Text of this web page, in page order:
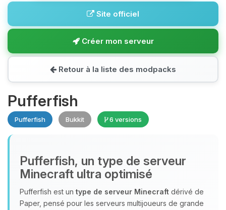
Site officiel
Créer mon serveur
Retour à la liste des modpacks
Pufferfish
Pufferfish Bukkit 6 versions
Pufferfish, un type de serveur
Minecraft ultra optimisé
Pufferfish est un type de serveur Minecraft dérivé de
Paper, pensé pour les serveurs multijoueurs de grande
Youpi, enfin quelqu’un pour me
parler ! Moi c’est Choupy, ton petit
assistant BoxToPlay. Dis-moi ce dont